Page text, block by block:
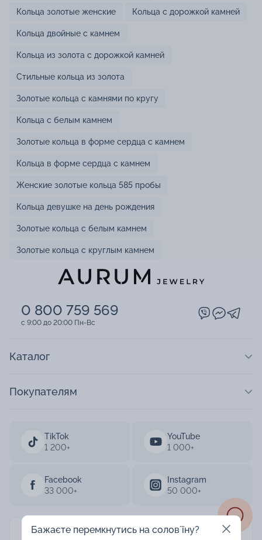
Кольца золотые женские Кольца с дорожкой камней
Кольца двойные с камнем
Кольца из золота с дорожкой камней
Стильные кольца из золота
Золотые кольца с камнями по кругу
Кольца с белым камнем
Золотые кольца в форме сердца с камнем
Кольца в форме сердца с камнем
Женские золотые кольца 585 пробы
Кольца девушке на день рождения
Золотые кольца с белым камнем
Золотые кольца с круглым камнем
0 800 759 569
c 9:00 до 20:00 Пн-Вс
TikTok
1 200+
YouTube
1 000+
Facebook
33 000+
Instagram
50 000+
Каталог
Покупателям
AURUM 2003-2026
Бажаєте перемкнутись на соловʼїну?